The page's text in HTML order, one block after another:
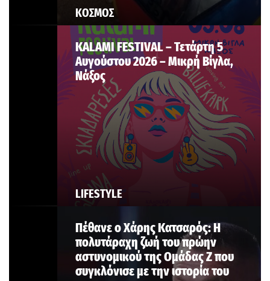
ΚΟΣΜΟΣ
LIFESTYLE
KALAMI FESTIVAL – Τετάρτη 5
Αυγούστου 2026 – Μικρή Βίγλα,
Νάξος
Πέθανε ο Χάρης Κατσαρός: Η
πολυτάραχη ζωή του πρώην
αστυνομικού της Ομάδας Ζ που
συγκλόνισε με την ιστορία του